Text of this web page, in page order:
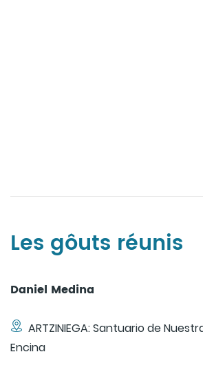
Les gôuts réunis
Daniel Medina
ARTZINIEGA: Santuario de
Encina